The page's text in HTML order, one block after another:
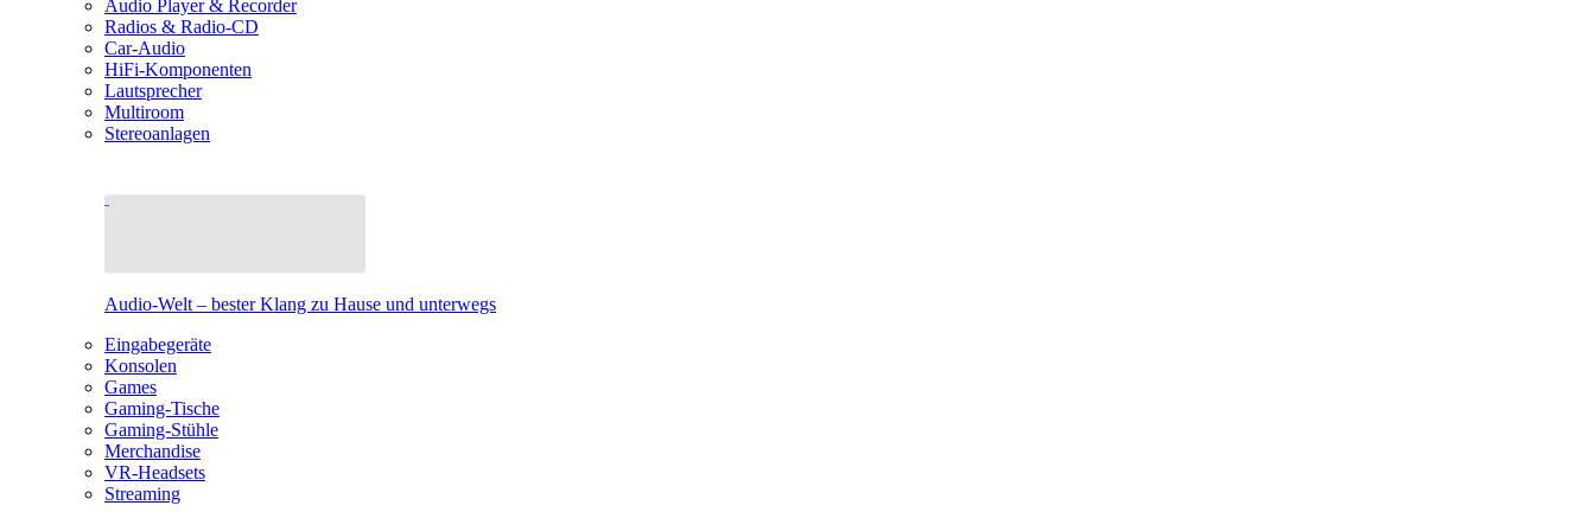
Audio Player & Recorder
Radios & Radio-CD
Car-Audio
HiFi-Komponenten
Lautsprecher
Multiroom
Stereoanlagen
Audio-Welt – bester Klang zu Hause und unterwegs
Eingabegeräte
Konsolen
Games
Gaming-Tische
Gaming-Stühle
Merchandise
VR-Headsets
Streaming